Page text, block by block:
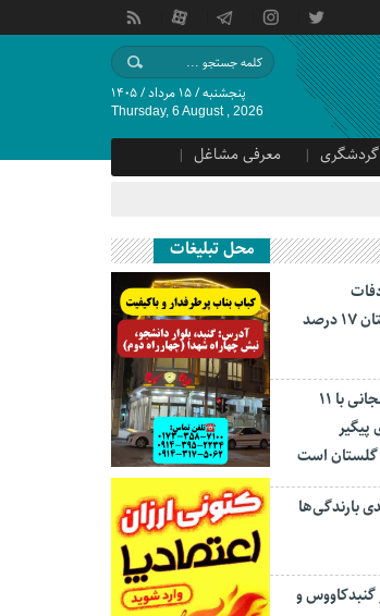
پنجشنبه / ۱۵ مرداد / ۱۴۰۵
Thursday, 6 August , 2026
گردشگری
معرفی مشاغل
درون‌شهری گلستان ۱۷ درصد
استاندار: بابک زنجانی با ۱۱
گلستان است
درصدی بارندگی‌ها
و
محل تبلیغات